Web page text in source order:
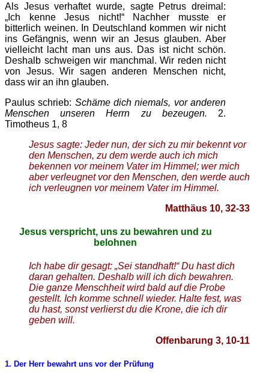
Als Jesus verhaftet wurde, sagte Petrus dreimal:
„Ich kenne Jesus nicht!“ Nachher musste er
bitterlich weinen. In Deutschland kommen wir nicht
ins Gefängnis, wenn wir an Jesus glauben. Aber
vielleicht lacht man uns aus. Das ist nicht schön.
Deshalb schweigen wir manchmal. Wir reden nicht
von Jesus. Wir sagen anderen Menschen nicht,
dass wir an ihn glauben.
Paulus schrieb: Schäme dich niemals, vor anderen
Menschen unseren Herrn zu bezeugen. 2.
Timotheus 1, 8
Jesus sagte: Jeder nun, der sich zu mir bekennt vor
den Menschen, zu dem werde auch ich mich
bekennen vor meinem Vater im Himmel; wer mich
aber verleugnet vor den Menschen, den werde auch
ich verleugnen vor meinem Vater im Himmel.
Matthäus 10, 32-33
Jesus verspricht, uns zu bewahren und zu
belohnen
Ich habe dir gesagt: „Sei standhaft!“ Du hast dich
daran gehalten. Deshalb will ich dich bewahren.
Die ganze Menschheit wird bald auf die Probe
gestellt. Ich komme schnell wieder. Halte fest, was
du hast, sonst verlierst du die Krone, die ich dir
geben will.
Offenbarung 3, 10-11
1. Der Herr bewahrt uns vor der Prüfung